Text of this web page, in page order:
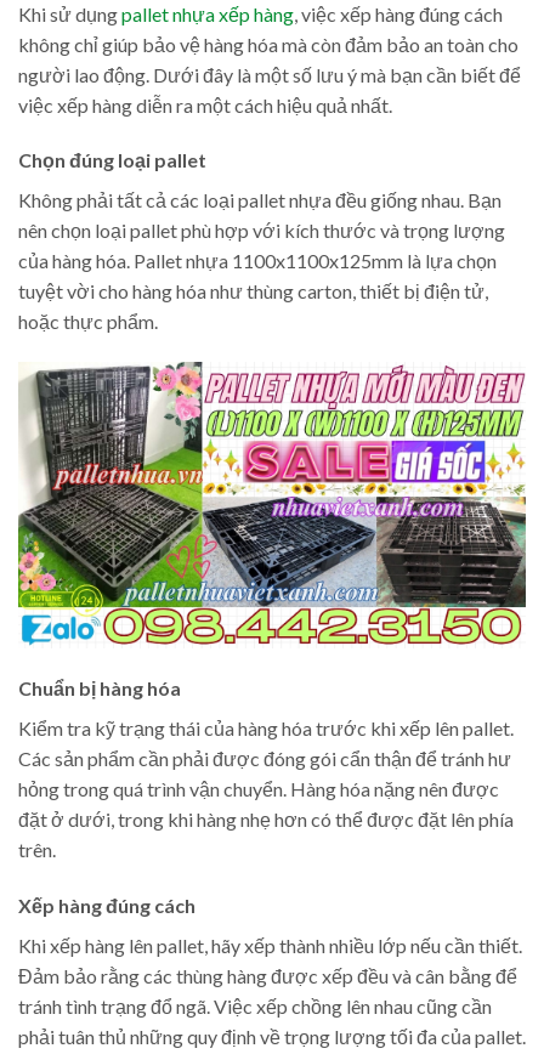
Khi sử dụngpallet nhựa xếp hàng , việc xếp hàng đúng cách
không chỉ giúp bảo vệ hàng hóa mà còn đảm bảo an toàn cho
người lao động. Dưới đây là một số lưu ý mà bạn cần biết để
việc xếp hàng diễn ra một cách hiệu quả nhất.
Chọn đúng loại pallet
Không phải tất cả các loại pallet nhựa đều giống nhau. Bạn
nên chọn loại pallet phù hợp với kích thước và trọng lượng
của hàng hóa. Pallet nhựa 1100x1100x125mm là lựa chọn
tuyệt vời cho hàng hóa như thùng carton, thiết bị điện tử,
hoặc thực phẩm.
Chuẩn bị hàng hóa
Kiểm tra kỹ trạng thái của hàng hóa trước khi xếp lên pallet.
Các sản phẩm cần phải được đóng gói cẩn thận để tránh hư
hỏng trong quá trình vận chuyển. Hàng hóa nặng nên được
đặt ở dưới, trong khi hàng nhẹ hơn có thể được đặt lên phía
trên.
Xếp hàng đúng cách
Khi xếp hàng lên pallet, hãy xếp thành nhiều lớp nếu cần thiết.
Đảm bảo rằng các thùng hàng được xếp đều và cân bằng để
tránh tình trạng đổ ngã. Việc xếp chồng lên nhau cũng cần
phải tuân thủ những quy định về trọng lượng tối đa của pallet.